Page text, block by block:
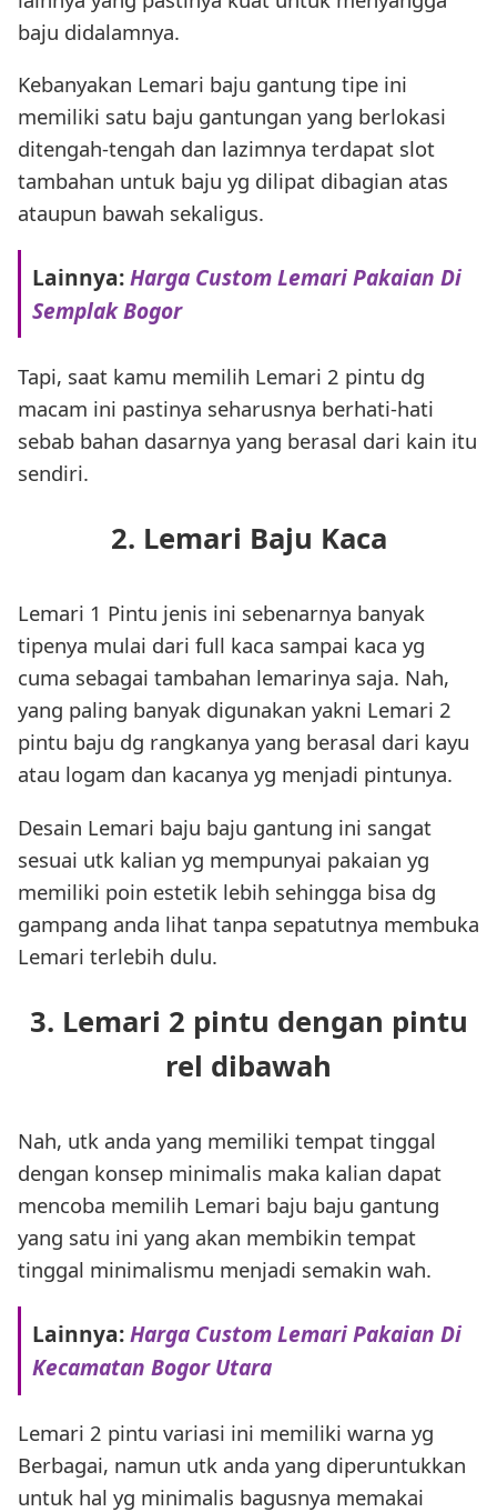
baju didalamnya.
Kebanyakan Lemari baju gantung tipe ini
memiliki satu baju gantungan yang berlokasi
ditengah-tengah dan lazimnya terdapat slot
tambahan untuk baju yg dilipat dibagian atas
ataupun bawah sekaligus.
Lainnya:Harga Custom Lemari Pakaian Di
Semplak Bogor
Tapi, saat kamu memilih Lemari 2 pintu dg
macam ini pastinya seharusnya berhati-hati
sebab bahan dasarnya yang berasal dari kain itu
sendiri.
2. Lemari Baju Kaca
Lemari 1 Pintu jenis ini sebenarnya banyak
tipenya mulai dari full kaca sampai kaca yg
cuma sebagai tambahan lemarinya saja. Nah,
yang paling banyak digunakan yakni Lemari 2
pintu baju dg rangkanya yang berasal dari kayu
atau logam dan kacanya yg menjadi pintunya.
Desain Lemari baju baju gantung ini sangat
sesuai utk kalian yg mempunyai pakaian yg
memiliki poin estetik lebih sehingga bisa dg
gampang anda lihat tanpa sepatutnya membuka
Lemari terlebih dulu.
3. Lemari 2 pintu dengan pintu
rel dibawah
Nah, utk anda yang memiliki tempat tinggal
dengan konsep minimalis maka kalian dapat
mencoba memilih Lemari baju baju gantung
yang satu ini yang akan membikin tempat
tinggal minimalismu menjadi semakin wah.
Lainnya:Harga Custom Lemari Pakaian Di
Kecamatan Bogor Utara
Lemari 2 pintu variasi ini memiliki warna yg
Berbagai, namun utk anda yang diperuntukkan
untuk hal yg minimalis bagusnya memakai